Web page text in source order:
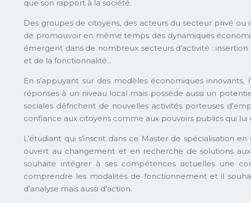
que son rapport à la société.
Des groupes de citoyens, des acteurs du secteur privé
de promouvoir en même temps des dynamiques
émergent dans de nombreux secteurs d’activité :
et de la fonctionnalité...
En s’appuyant sur des modèles économiques
réponses à un niveau local mais possède aussi un
sociales défrichent de nouvelles activités porteuses
confiance aux citoyens comme aux pouvoirs publics qui lui
L’étudiant qui s’inscrit dans ce Master de spécialisation
ouvert au changement et en recherche de solutions
souhaite intégrer à ses compétences actuelles une
comprendre les modalités de fonctionnement et il
d’analyse mais aussi d’action.